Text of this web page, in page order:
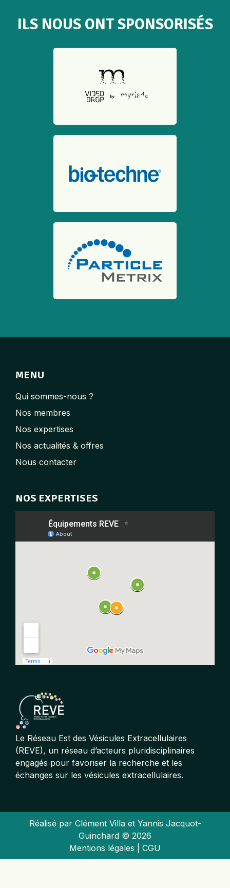
ILS NOUS ONT SPONSORISÉS
MENU
Qui sommes-nous ?
Nos membres
Nos expertises
Nos actualités & offres
Nous contacter
NOS EXPERTISES
Le Réseau Est des Vésicules Extracellulaires
(REVE), un réseau d’acteurs pluridisciplinaires
engagés pour favoriser la recherche et les
échanges sur les vésicules extracellulaires.
Réalisé par Clément Villaet Yannis Jacquot-
Guinchard © 2026
Mentions légales
CGU